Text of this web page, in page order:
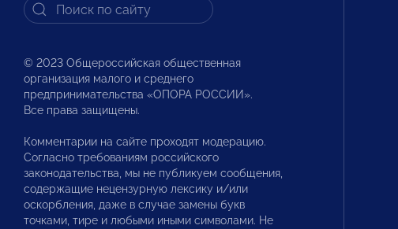
© 2023 Общероссийская общественная
организация малого и среднего
предпринимательства «ОПОРА РОССИИ».
Все права защищены.
Комментарии на сайте проходят модерацию.
Согласно требованиям российского
законодательства, мы не публикуем сообщения,
содержащие нецензурную лексику и/или
оскорбления, даже в случае замены букв
точками, тире и любыми иными символами. Не